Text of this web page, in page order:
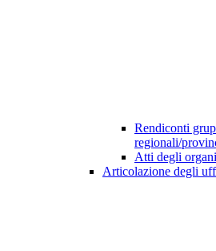
Rendiconti
regionali/
Atti degli
Articolazione degli